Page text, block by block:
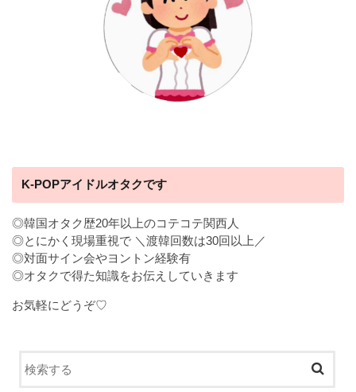
K-POPアイドルオタクです
◎韓国オタク歴20年以上のコテコテ関西人
◎とにかく現場重視で ＼渡韓回数は30回以上／
◎対面サイン会やヨントン経験有
◎オタクで得た知識をお伝えしていきます
お気軽にどうぞ♡